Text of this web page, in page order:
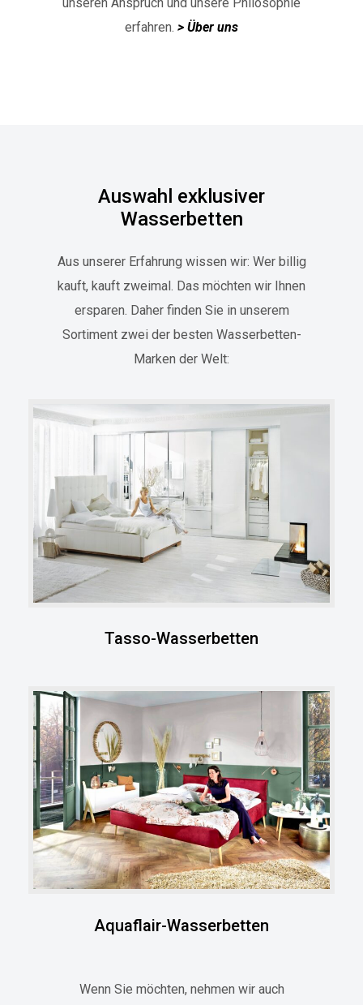
unseren Anspruch und unsere Philosophie
erfahren. > Über uns
Auswahl exklusiver
Wasserbetten
Aus unserer Erfahrung wissen wir: Wer billig
kauft, kauft zweimal. Das möchten wir Ihnen
ersparen. Daher finden Sie in unserem
Sortiment zwei der besten Wasserbetten-
Marken der Welt:
Tasso-Wasserbetten
Aquaflair-Wasserbetten
Wenn Sie möchten, nehmen wir auch